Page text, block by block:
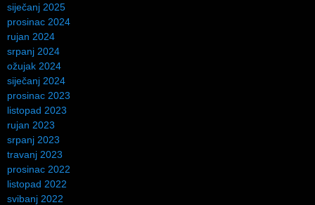
siječanj 2025
prosinac 2024
rujan 2024
srpanj 2024
ožujak 2024
siječanj 2024
prosinac 2023
listopad 2023
rujan 2023
srpanj 2023
travanj 2023
prosinac 2022
listopad 2022
svibanj 2022